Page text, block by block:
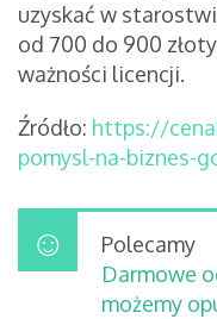
uzyskać w
od 700 do 900
ważności licencji.
Źródło: https://
pomysl-na-biznes-
Polecamy
Darmowe
możemy